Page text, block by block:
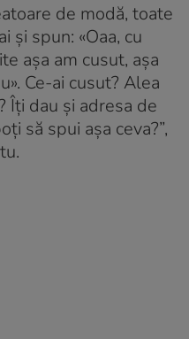
de modă, toate
și spun: «Oaa, cu
așa am cusut, așa
Ce-ai cusut? Alea
Îți dau și adresa de
să spui așa ceva?”,